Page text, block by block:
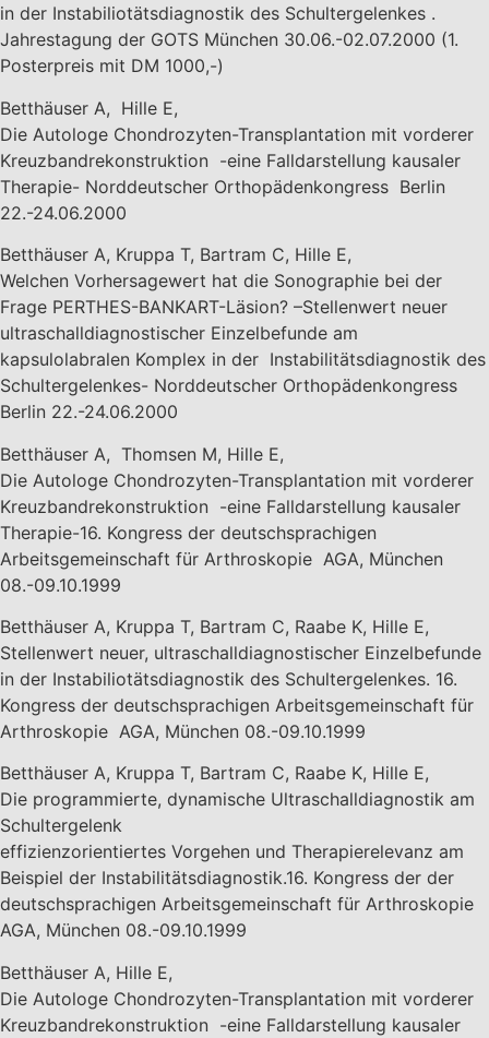
in der Instabiliotätsdiagnostik des Schultergelenkes .
Jahrestagung der GOTS München 30.06.-02.07.2000 (1.
Posterpreis mit DM 1000,-)
Betthäuser A, Hille E,
Die Autologe Chondrozyten-Transplantation mit vorderer
Kreuzbandrekonstruktion -eine Falldarstellung kausaler
Therapie- Norddeutscher Orthopädenkongress Berlin
22.-24.06.2000
Betthäuser A, Kruppa T, Bartram C, Hille E,
Welchen Vorhersagewert hat die Sonographie bei der
Frage PERTHES-BANKART-Läsion? –Stellenwert neuer
ultraschalldiagnostischer Einzelbefunde am
kapsulolabralen Komplex in der Instabilitätsdiagnostik des
Schultergelenkes- Norddeutscher Orthopädenkongress
Berlin 22.-24.06.2000
Betthäuser A, Thomsen M, Hille E,
Die Autologe Chondrozyten-Transplantation mit vorderer
Kreuzbandrekonstruktion -eine Falldarstellung kausaler
Therapie-16. Kongress der deutschsprachigen
Arbeitsgemeinschaft für Arthroskopie AGA, München
08.-09.10.1999
Betthäuser A, Kruppa T, Bartram C, Raabe K, Hille E,
Stellenwert neuer, ultraschalldiagnostischer Einzelbefunde
in der Instabiliotätsdiagnostik des Schultergelenkes. 16.
Kongress der deutschsprachigen Arbeitsgemeinschaft für
Arthroskopie AGA, München 08.-09.10.1999
Betthäuser A, Kruppa T, Bartram C, Raabe K, Hille E,
Die programmierte, dynamische Ultraschalldiagnostik am
Schultergelenk
effizienzorientiertes Vorgehen und Therapierelevanz am
Beispiel der Instabilitätsdiagnostik.16. Kongress der der
deutschsprachigen Arbeitsgemeinschaft für Arthroskopie
AGA, München 08.-09.10.1999
Betthäuser A, Hille E,
Die Autologe Chondrozyten-Transplantation mit vorderer
Kreuzbandrekonstruktion -eine Falldarstellung kausaler